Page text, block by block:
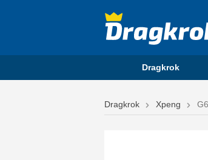
Dragkrok
Dragkrok Xpeng G6